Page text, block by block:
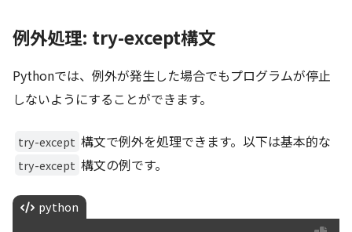
例外処理: try-except構文
Pythonでは、例外が発生した場合でもプログラムが停止
しないようにすることができます。
try-except 構文で例外を処理できます。以下は基本的な
try-except 構文の例です。
python